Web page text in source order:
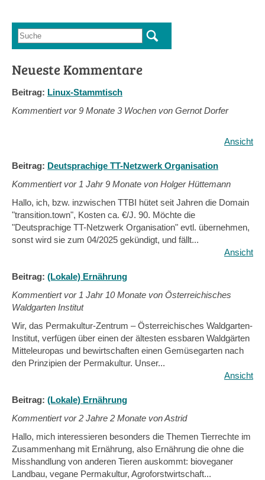
Suchformular
Suche
Neueste Kommentare
Beitrag: Linux-Stammtisch
Kommentiert vor9 Monate 3 Wochen von Gernot Dorfer
Ansicht
Beitrag: Deutsprachige TT-Netzwerk Organisation
Kommentiert vor 1 Jahr 9 Monate von Holger Hüttemann
Hallo, ich, bzw. inzwischen TTBI hütet seit Jahren die Domain
"transition.town", Kosten ca. €/J. 90. Möchte die
"Deutsprachige TT-Netzwerk Organisation" evtl. übernehmen,
sonst wird sie zum 04/2025 gekündigt, und fällt...
Ansicht
Beitrag: (Lokale) Ernährung
Kommentiert vor 1 Jahr 10 Monate von Österreichisches
Waldgarten Institut
Wir, das Permakultur-Zentrum – Österreichisches Waldgarten-
Institut, verfügen über einen der ältesten essbaren Waldgärten
Mitteleuropas und bewirtschaften einen Gemüsegarten nach
den Prinzipien der Permakultur. Unser...
Ansicht
Beitrag: (Lokale) Ernährung
Kommentiert vor2 Jahre 2 Monate von Astrid
Hallo, mich interessieren besonders die Themen Tierrechte im
Zusammenhang mit Ernährung, also Ernährung die ohne die
Misshandlung von anderen Tieren auskommt: bioveganer
Landbau, vegane Permakultur, Agroforstwirtschaft...